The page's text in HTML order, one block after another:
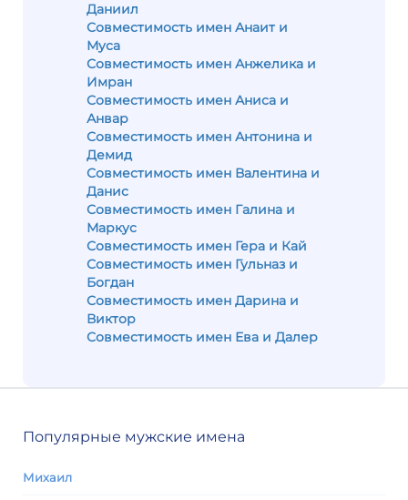
Даниил
Совместимость имен Анаит и
Муса
Совместимость имен Анжелика и
Имран
Совместимость имен Аниса и
Анвар
Совместимость имен Антонина и
Демид
Совместимость имен Валентина и
Данис
Совместимость имен Галина и
Маркус
Совместимость имен Гера и Кай
Совместимость имен Гульназ и
Богдан
Совместимость имен Дарина и
Виктор
Совместимость имен Ева и Далер
Популярные мужские имена
Михаил